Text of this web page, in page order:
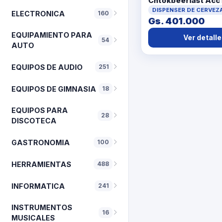
ELECTRONICA 160
EQUIPAMIENTO PARA
AUTO
54
EQUIPOS DE AUDIO 251
EQUIPOS DE GIMNASIA 18
EQUIPOS PARA
DISCOTECA
28
GASTRONOMIA 100
HERRAMIENTAS 488
INFORMATICA 241
INSTRUMENTOS
MUSICALES
16
VasosGasAcc Para
GasManualManija
DISPENSER DE
Gs. 401.000
Ver detalle